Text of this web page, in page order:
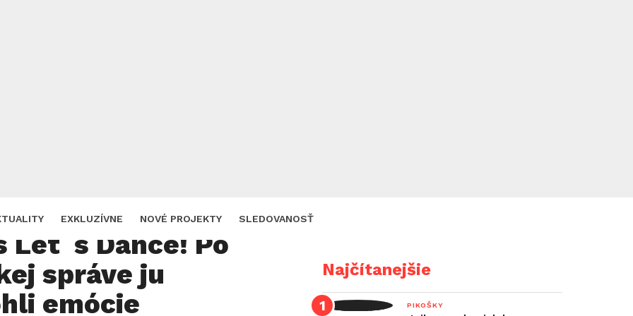
EXKLUZÍVNE NOVÉ PROJEKTY SLEDOVANOSŤ
zažila najhorší
Let´s Dance! Po
správe ju
emócie
Najčítanejšie
PIKOŠKY